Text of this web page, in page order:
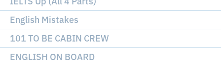
English Mistakes
101 TO BE CABIN CREW
ENGLISH ON BOARD